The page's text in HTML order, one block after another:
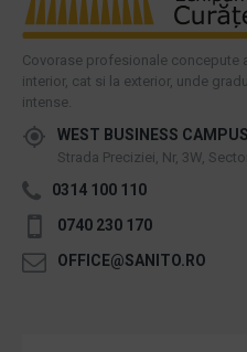
Covorase profesionale concepute
interior, cat si la exterior, unde
intense.
WEST BUSINESS CAMPUS
Strada Preciziei, Nr, 3W,
0314 100 110
0740 230 170
OFFICE@SANITO.RO